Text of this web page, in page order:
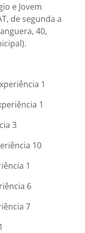
e Jovem
de segunda a
40,
1
1
3
10
1
6
7